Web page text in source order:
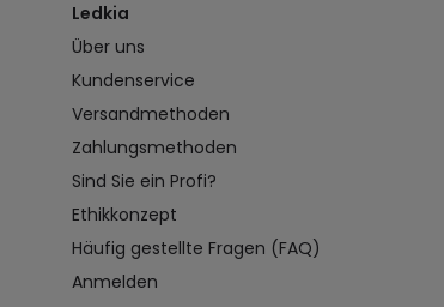
Ledkia
Über uns
Kundenservice
Versandmethoden
Zahlungsmethoden
Sind Sie ein Profi?
Ethikkonzept
Häufig gestellte Fragen (FAQ)
Anmelden